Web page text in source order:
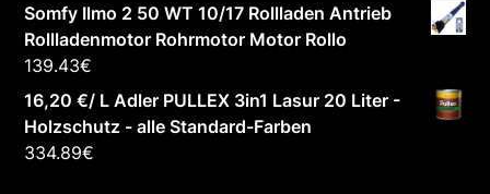
Somfy Ilmo 2 50 WT 10/17 Rollladen Antrieb
Rollladenmotor Rohrmotor Motor Rollo
139.43€
16,20 €/ L Adler PULLEX 3in1 Lasur 20 Liter -
Holzschutz - alle Standard-Farben
334.89€